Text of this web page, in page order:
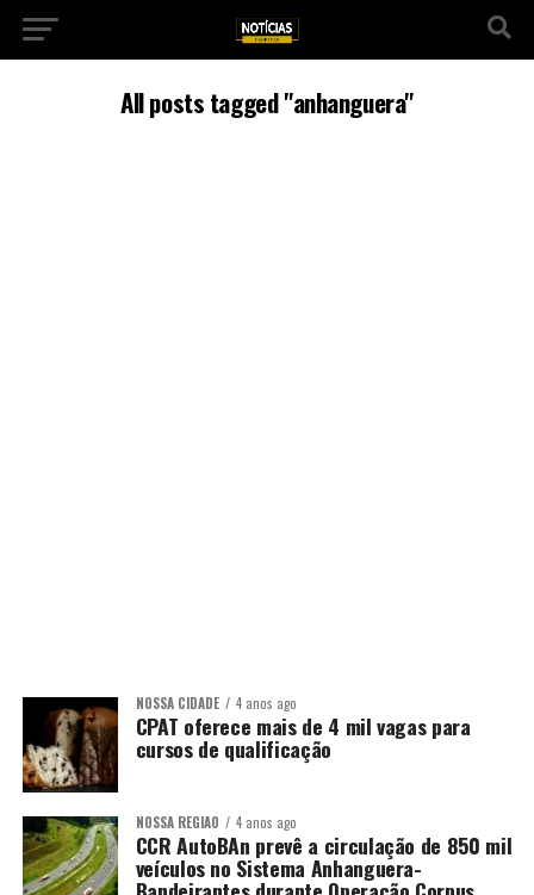
All posts tagged "anhanguera"
NOSSA CIDADE 4 anos ago
CPAT oferece mais de 4 mil vagas para
cursos de qualificação
NOSSA REGIÃO 4 anos ago
CCR AutoBAn prevê a circulação de 850 mil
veículos no Sistema Anhanguera-